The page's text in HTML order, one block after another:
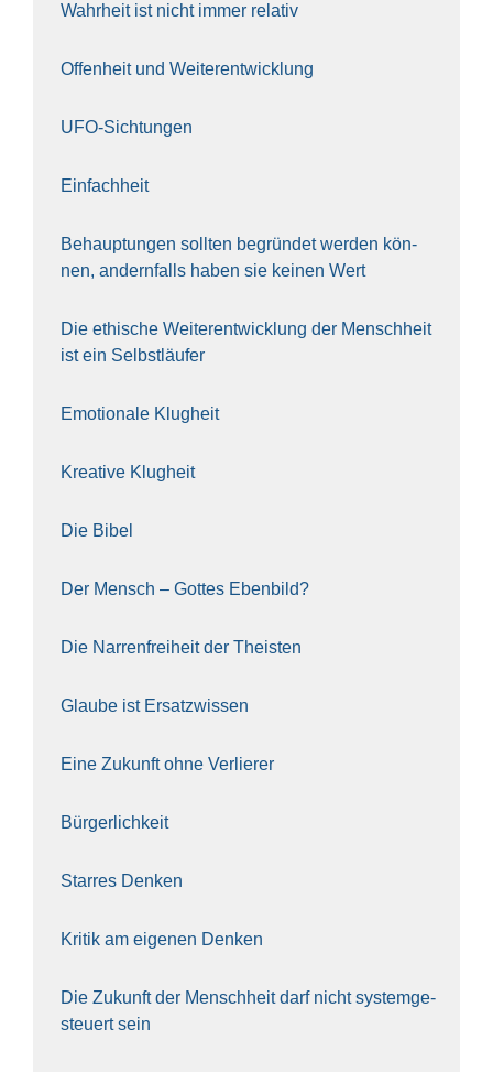
Wahr­heit ist nicht immer rela­tiv
Offen­heit und Wei­ter­ent­wick­lung
UFO-Sich­tun­gen
Ein­fach­heit
Behaup­tun­gen soll­ten begrün­det wer­den kön­
nen, andern­falls haben sie kei­nen Wert
Die ethi­sche Wei­ter­ent­wick­lung der Mensch­heit
ist ein Selbst­läu­fer
Emo­tio­na­le Klug­heit
Krea­ti­ve Klug­heit
Die Bibel
Der Mensch – Got­tes Eben­bild?
Die Nar­ren­frei­heit der The­is­ten
Glau­be ist Ersatz­wis­sen
Eine Zukunft ohne Ver­lie­rer
Bür­ger­lich­keit
Star­res Den­ken
Kri­tik am eige­nen Den­ken
Die Zukunft der Mensch­heit darf nicht sys­tem­ge­
steu­ert sein